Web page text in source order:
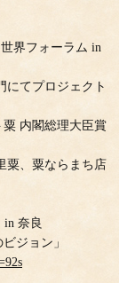
界フォーラム in
てプロジェクト
内閣総理大臣賞
粟、粟ならまち店
in 奈良
ジョン」